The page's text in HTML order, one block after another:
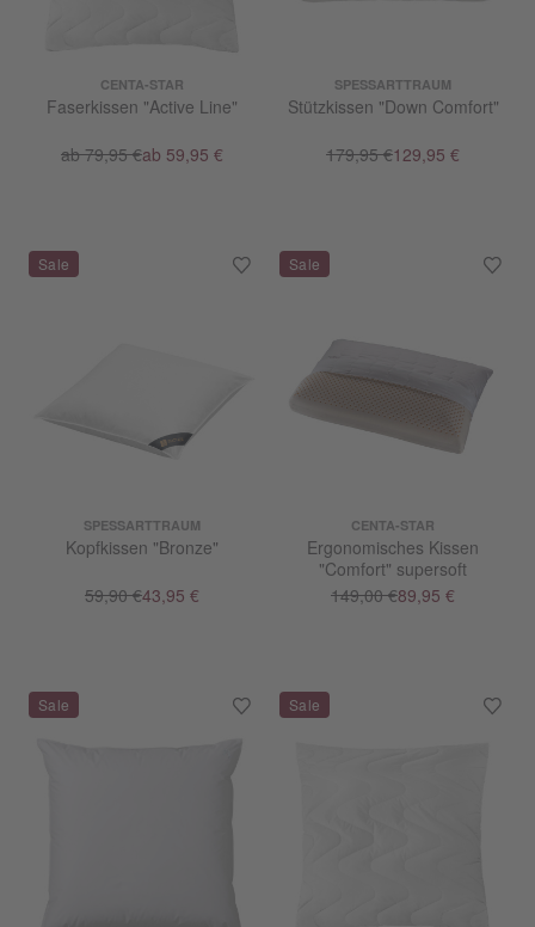
CENTA-STAR
Faserkissen "Active Line"
ab 79,95 €ab 59,95 €
SPESSARTTRAUM
Stützkissen "Down Comfort"
179,95 €129,95 €
SPESSARTTRAUM
Kopfkissen "Bronze"
59,90 €43,95 €
CENTA-STAR
Ergonomisches Kissen
"Comfort" supersoft
149,00 €89,95 €